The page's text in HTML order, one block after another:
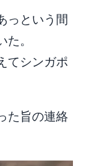
っという間
。
てシンガポ
た旨の連絡